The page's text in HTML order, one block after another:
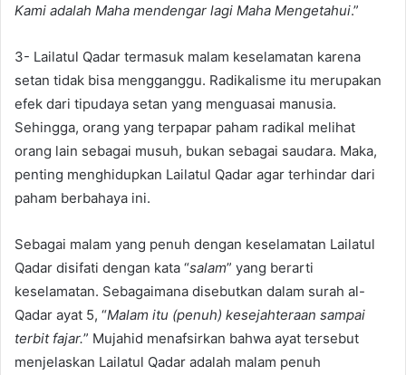
Kami adalah Maha mendengar lagi Maha Mengetahui.”
3- Lailatul Qadar termasuk malam keselamatan karena
setan tidak bisa mengganggu. Radikalisme itu merupakan
efek dari tipudaya setan yang menguasai manusia.
Sehingga, orang yang terpapar paham radikal melihat
orang lain sebagai musuh, bukan sebagai saudara. Maka,
penting menghidupkan Lailatul Qadar agar terhindar dari
paham berbahaya ini.
Sebagai malam yang penuh dengan keselamatan Lailatul
Qadar disifati dengan kata “salam” yang berarti
keselamatan. Sebagaimana disebutkan dalam surah al-
Qadar ayat 5, “Malam itu (penuh) kesejahteraan sampai
terbit fajar.” Mujahid menafsirkan bahwa ayat tersebut
menjelaskan Lailatul Qadar adalah malam penuh